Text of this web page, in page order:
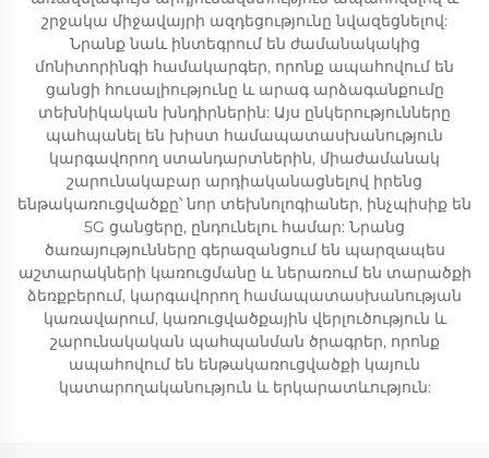
շրջակա միջավայրի ազդեցությունը նվազեցնելով:
Նրանք նաև ինտեգրում են ժամանակակից
մոնիտորինգի համակարգեր, որոնք ապահովում են
ցանցի հուսալիությունը և արագ արձագանքումը
տեխնիկական խնդիրներին: Այս ընկերությունները
պահպանել են խիստ համապատասխանություն
կարգավորող ստանդարտներին, միաժամանակ
շարունակաբար արդիականացնելով իրենց
ենթակառուցվածքը՝ նոր տեխնոլոգիաներ, ինչպիսիք են
5G ցանցերը, ընդունելու համար: Նրանց
ծառայությունները գերազանցում են պարզապես
աշտարակների կառուցմանը և ներառում են տարածքի
ձեռքբերում, կարգավորող համապատասխանության
կառավարում, կառուցվածքային վերլուծություն և
շարունակական պահպանման ծրագրեր, որոնք
ապահովում են ենթակառուցվածքի կայուն
կատարողականություն և երկարատևություն: